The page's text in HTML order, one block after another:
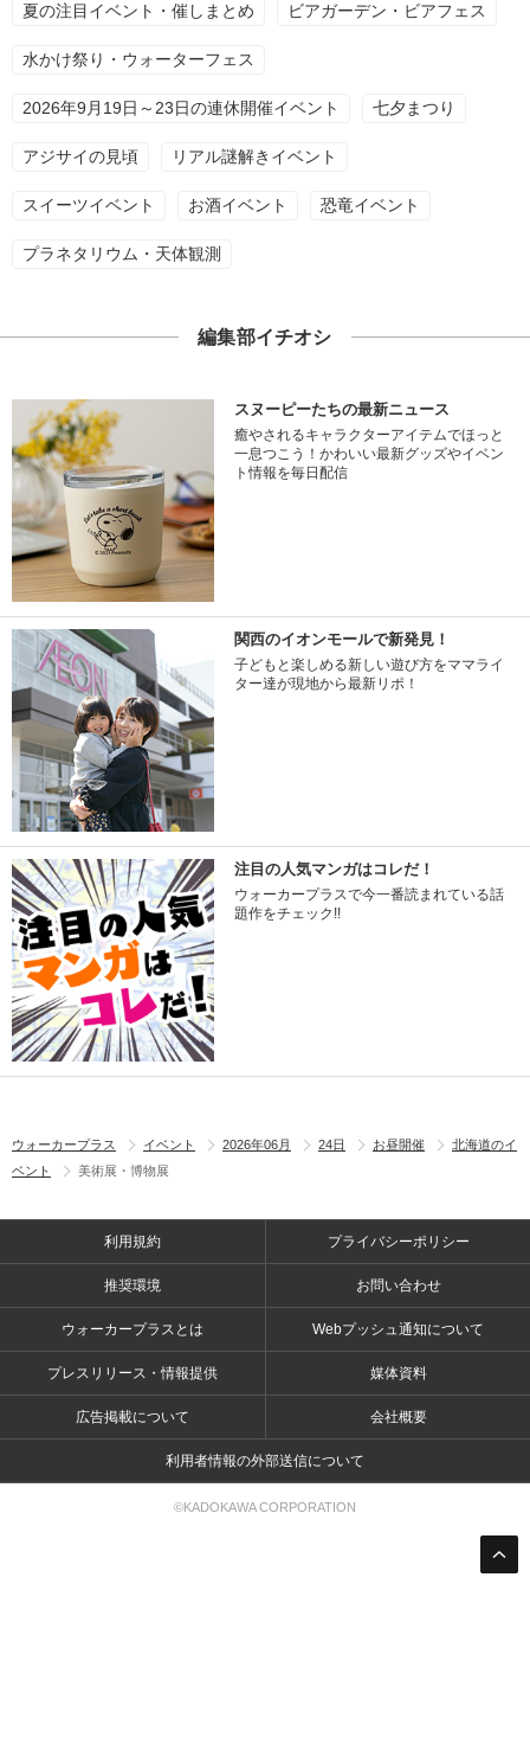
夏の注目イベント・催しまとめ ビアガーデン・ビアフェス
水かけ祭り・ウォーターフェス
2026年9月19日～23日の連休開催イベント 七夕まつり
アジサイの見頃 リアル謎解きイベント
スイーツイベント お酒イベント 恐竜イベント
プラネタリウム・天体観測
編集部イチオシ
スヌーピーたちの最新ニュース
癒やされるキャラクターアイテムでほっと
一息つこう！かわいい最新グッズやイベン
ト情報を毎日配信
関西のイオンモールで新発見！
子どもと楽しめる新しい遊び方をママライ
ター達が現地から最新リポ！
注目の人気マンガはコレだ！
ウォーカープラスで今一番読まれている話
題作をチェック!!
ウォーカープラス イベント 2026年06月 24日 お昼開催
北海道のイ
ベント
美術展・博物展
利用規約 プライバシーポリシー
推奨環境 お問い合わせ
ウォーカープラスとは Webプッシュ通知について
プレスリリース・情報提供 媒体資料
広告掲載について 会社概要
利用者情報の外部送信について
©KADOKAWA CORPORATION